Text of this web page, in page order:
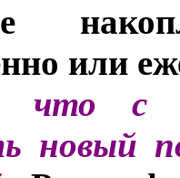
или
что с
новый